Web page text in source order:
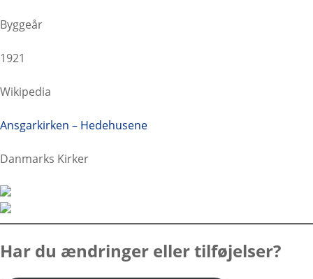
Byggeår
1921
Wikipedia
Ansgarkirken – Hedehusene
Danmarks Kirker
Har du ændringer eller tilføjelser?